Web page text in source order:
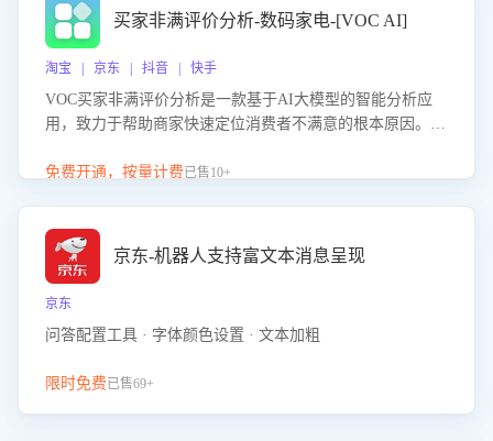
能力，阻断差评扩散，维护品牌声誉，实现客户满意度的持
续提升。
买家非满评价分析-数码家电-[VOC AI]
淘宝 | 京东 | 抖音 | 快手
VOC买家非满评价分析是一款基于AI大模型的智能分析应
用，致力于帮助商家快速定位消费者不满意的根本原因。该
客服原因或其它部门原因，明确责任归属，提供可落地的改
改，有效提升客户满意度和店铺整体服务质量。
免费开通，按量计费已售10+
京东-机器人支持富文本消息呈现
京东
问答配置工具 · 字体颜色设置 · 文本加粗
限时免费已售69+